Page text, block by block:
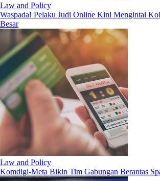
Law and Policy
Waspada! Pelaku Judi Online Kini Mengintai
Besar
Law and Policy
Komdigi-Meta Bikin Tim Gabungan Berantas